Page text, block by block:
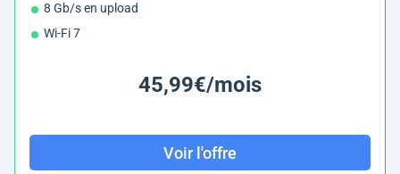
8 Gb/s en upload
Wi-Fi 7
45,99€/mois
Voir l'offre